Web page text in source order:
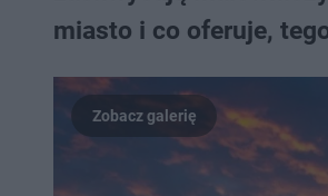
miasto i co oferuje,